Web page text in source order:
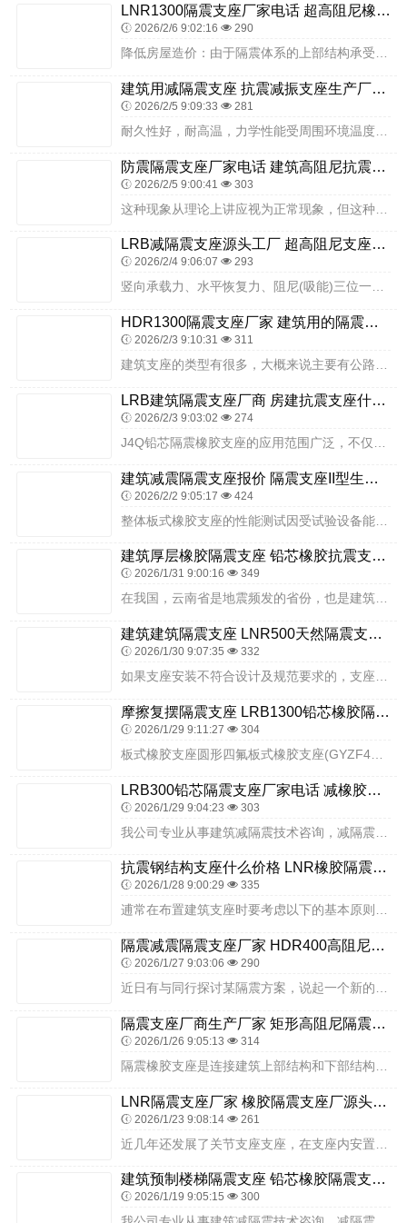
LNR1300隔震支座厂家电话 超高阻尼橡胶隔震支座厂家电话 矩形高阻尼隔震橡胶支座生产厂家
2026/2/6 9:02:16 290
建筑用减隔震支座 抗震减振支座生产厂家 LRB700隔震支座
2026/2/5 9:09:33 281
防震隔震支座厂家电话 建筑高阻尼抗震支座厂家 建筑高阻尼铅芯橡胶隔震支座生产厂家
2026/2/5 9:00:41 303
LRB减隔震支座源头工厂 超高阻尼支座多少钱 LRB500橡胶隔震支座生产厂家
2026/2/4 9:06:07 293
竖向承载力、水平恢复力、阻尼(吸能)三位一体;竖向承载力。橡胶支座的S1越大，或者钢板抗拉强度越高、钢板与橡胶板的厚度比越大，则竖向承载力越大。竖向承载力:20...
HDR1300隔震支座厂家 建筑用的隔震橡胶支座 LNR900隔震橡胶支座
2026/2/3 9:10:31 311
LRB建筑隔震支座厂商 房建抗震支座什么价格 阻尼减隔震支座厂家
2026/2/3 9:03:02 274
建筑减震隔震支座报价 隔震支座II型生产厂家 建筑防震橡胶隔震支座厂家
2026/2/2 9:05:17 424
建筑厚层橡胶隔震支座 铅芯橡胶抗震支座商家源头工厂 房屋减震支座源头工厂
2026/1/31 9:00:16 349
在我国，云南省是地震频发的省份，也是建筑减隔震技术运用为广泛的省份。云南的学校和幼儿园都要用减隔震技术的，具体可以参考云南省住建厅关于明确隔震减震建筑工程有关问...
建筑建筑隔震支座 LNR500天然隔震支座生产厂家 建筑隔震支座LNRY
2026/1/30 9:07:35 332
摩擦复摆隔震支座 LRB1300铅芯橡胶隔震支座厂家电话 建筑物隔震支座生产厂家
2026/1/29 9:11:27 304
LRB300铅芯隔震支座厂家电话 减橡胶隔震支座厂商 LNR水平力分散隔震支座生产厂家
2026/1/29 9:04:23 303
抗震钢结构支座什么价格 LNR橡胶隔震支座800 LRB橡胶隔震支座1000(II型)生产厂家
2026/1/28 9:00:29 335
逋常在布置建筑支座时要考虑以下的基本原则：上部结构是空间结构时，支座应能同时适应建筑顺桥向（叉方向）和横桥向…方向）的变形；支座必须能可靠地传递垂直和水平反力；...
隔震减震隔震支座厂家 HDR400高阻尼橡胶支座什么价格 建筑铅芯橡胶隔震支座厂家电话
2026/1/27 9:03:06 290
隔震支座厂商生产厂家 矩形高阻尼隔震支座生产厂家 隔震支座LNR哪家好
2026/1/26 9:05:13 314
LNR隔震支座厂家 橡胶隔震支座厂源头工厂 铅芯隔震隔震支座什么价格
2026/1/23 9:08:14 261
建筑预制楼梯隔震支座 铅芯橡胶隔震支座商家厂家 抗震支座LRB600源头工厂
2026/1/19 9:05:15 300